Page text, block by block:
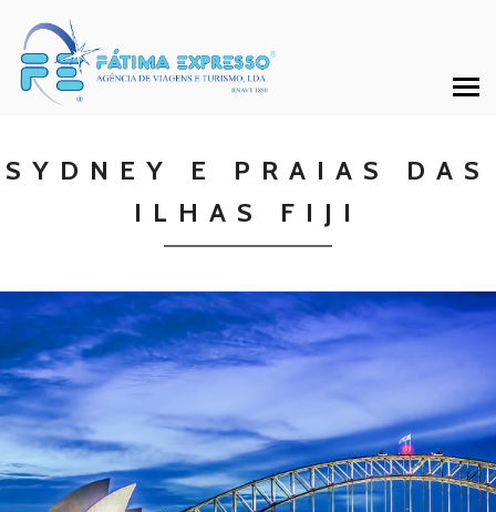
SYDNEY E PRAIAS DAS
ILHAS FIJI